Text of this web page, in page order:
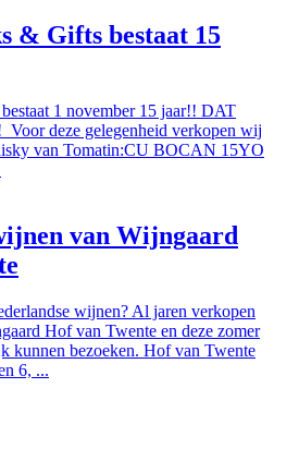
& Gifts bestaat 15
1 november 15 jaar!! DAT
deze gelegenheid verkopen wij
van Tomatin:CU BOCAN 15YO
van Wijngaard
wijnen? Al jaren verkopen
Hof van Twente en deze zomer
kunnen bezoeken. Hof van Twente
6, ...